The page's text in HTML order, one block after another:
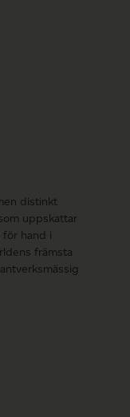
distinkt
uppskattar
för hand i
främsta